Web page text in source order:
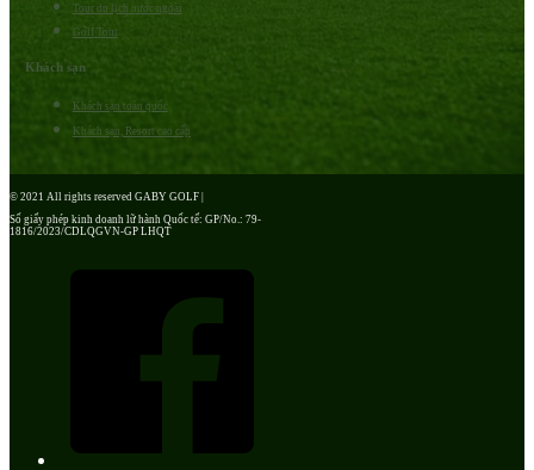
Tour du lịch nước ngoài
Golf Tour
Khách sạn
Khách sạn toàn quốc
Khách sạn, Resort cao cấp
© 2021 All rights reserved GABY GOLF |
Số giấy phép kinh doanh lữ hành Quốc tế: GP/No.: 79-
1816/2023/CDLQGVN-GP LHQT